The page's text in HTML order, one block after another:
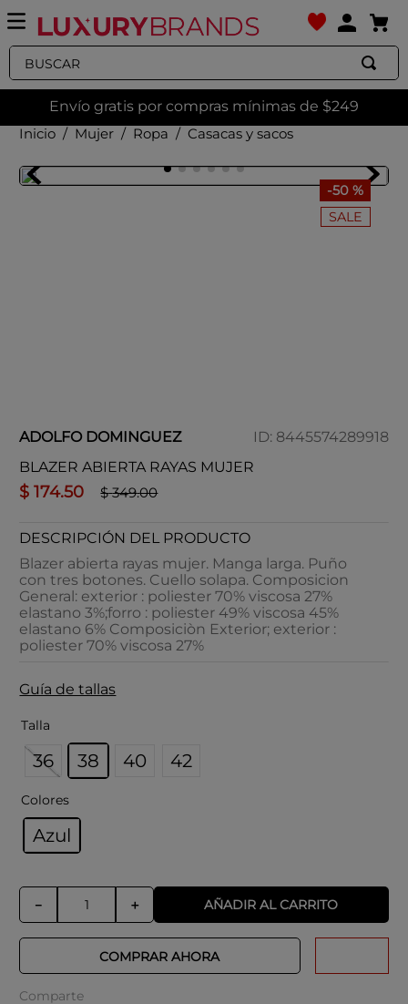
Buscar
Envío gratis por compras mínimas de $249
Mujer
Ropa Casacas y sacos
-50 %
SALE
ADOLFO DOMINGUEZ ID: 8445574289918
BLAZER ABIERTA RAYAS MUJER
$ 174.50 $ 349.00
DESCRIPCIÓN DEL PRODUCTO
Blazer abierta rayas mujer. Manga larga. Puño
con tres botones. Cuello solapa. Composicion
General: exterior : poliester 70% viscosa 27%
elastano 3%;forro : poliester 49% viscosa 45%
elastano 6% Composiciòn Exterior; exterior :
poliester 70% viscosa 27%
Guía de tallas
Talla
36 38 40 42
Colores
Azul
＋
－ AÑADIR AL CARRITO
COMPRAR AHORA
Comparte